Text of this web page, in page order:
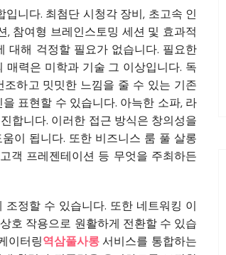
니다. 최첨단 시청각 장비, 초고속 인
참여형 브레인스토밍 세션 및 효과적
대해 걱정할 필요가 없습니다. 필요한
력은 미학과 기술 그 이상입니다. 독
하고 밋밋한 느낌을 줄 수 있는 기존
표현할 수 있습니다. 아늑한 소파, 라
합니다. 이러한 접근 방식은 창의성을
이 됩니다. 또한 비즈니스 룸 풀 살롱
객 프레젠테이션 등 무엇을 주최하든
정할 수 있습니다. 또한 네트워킹 이
호 작용으로 원활하게 전환할 수 있습
이터링역삼풀사롱서비스를 통합하는